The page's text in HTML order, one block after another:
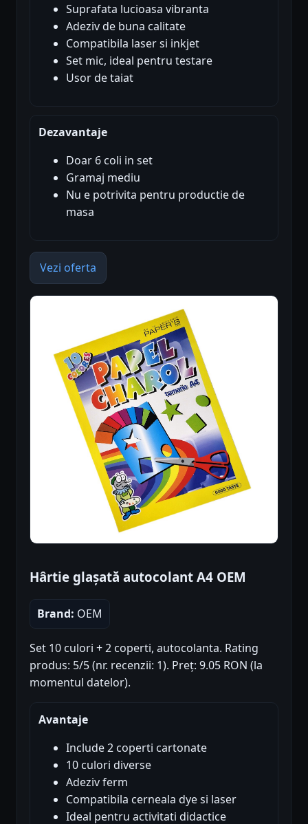
Suprafata lucioasa vibranta
Adeziv de buna calitate
Compatibila laser si inkjet
Set mic, ideal pentru testare
Usor de taiat
Dezavantaje
Doar 6 coli in set
Gramaj mediu
Nu e potrivita pentru productie de
masa
Vezi oferta
Hârtie glașată autocolant A4 OEM
Brand: OEM
Set 10 culori + 2 coperti, autocolanta. Rating
produs: 5/5 (nr. recenzii: 1). Preț: 9.05 RON (la
momentul datelor).
Avantaje
Include 2 coperti cartonate
10 culori diverse
Adeziv ferm
Compatibila cerneala dye si laser
Ideal pentru activitati didactice